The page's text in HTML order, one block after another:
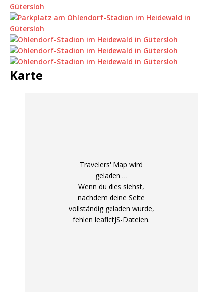
Karte
Travelers' Map wird
geladen …
Wenn du dies siehst,
nachdem deine Seite
vollständig geladen wurde,
fehlen leafletJS-Dateien.